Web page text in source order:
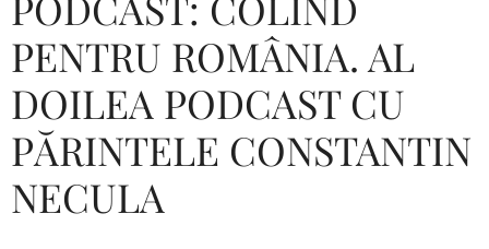
PENTRU ROMÂNIA. AL
DOILEA PODCAST CU
PĂRINTELE CONSTANTIN
NECULA